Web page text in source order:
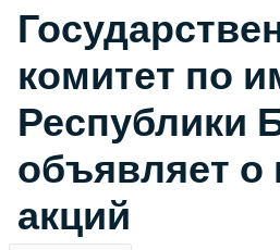
комитет по
Республики
объявляет
акций